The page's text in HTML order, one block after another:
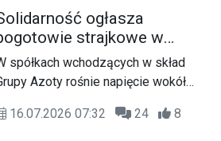
związki zawodowe pogotowia
Posłanka KO pyta m.in. o
podwyżek, przywrócenia
świadczeń oraz
zawarcia porozumienia, które
eskalacji protestu.
ogłasza
strajkowe w
Azoty. Domagają się
i dialogu z
władzami
spółkach wchodzących w skład
Azoty rośnie napięcie wokół
Organizacje NSZZ
16.07.2026 07:32 24 8